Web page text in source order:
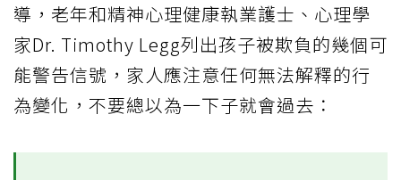
導，老年和精神心理健康執業護士、心理學
家Dr. Timothy Legg列出孩子被欺負的幾個可
能警告信號，家人應注意任何無法解釋的行
為變化，不要總以為一下子就會過去：